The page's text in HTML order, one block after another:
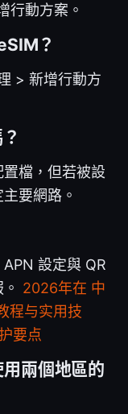
行動方案。
？
> 新增行動方
檔，但若被設
要網路。
設定與 QR
2026年在 中
程与实用技
要点
兩個地區的